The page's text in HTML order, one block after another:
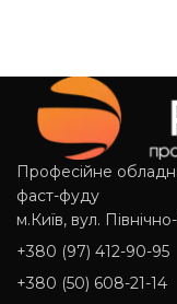
Професійне
фаст-фуду
м.Київ, вул.
+380 (97) 412-90-95
+380 (50) 608-21-14